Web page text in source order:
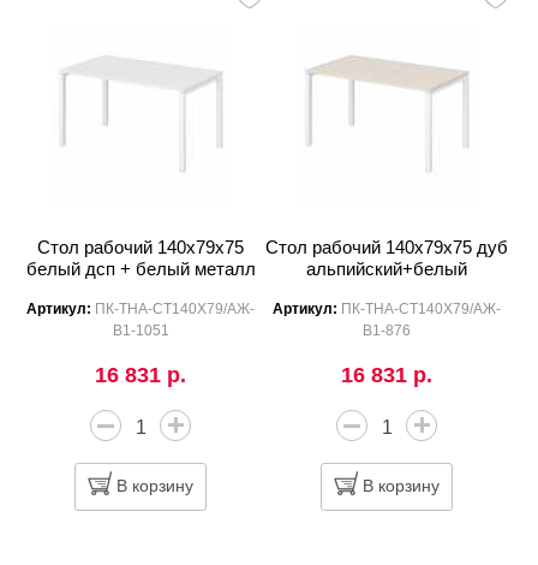
Стол рабочий 140x79x75
белый дсп + белый металл
Артикул: ПК-ТНА-СТ140Х79/АЖ-
В1-1051
16 831 р.
В корзину
Стол рабочий 140x79x75 дуб
альпийский+белый
Артикул: ПК-ТНА-СТ140Х79/АЖ-
В1-876
16 831 р.
В корзину